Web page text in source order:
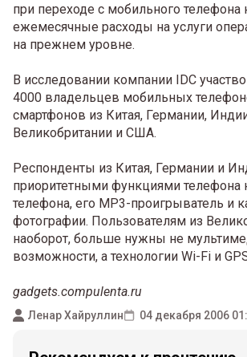
при переходе с мобильного телефона
ежемесячные расходы на услуги
на прежнем уровне.
В исследовании компании IDС
4000 владельцев мобильных
смартфонов из Китая, Германии,
Великобритании и США.
Респонденты из Китая, Германии и
приоритетными функциями телефона
телефона, его MP3-проигрыватель и
фотографии. Пользователям из
наоборот, больше нужны не
возможности, а технологии Wi-Fi и
gadgets.compulenta.ru
Ленар Хайруллин 04 декабря 2006